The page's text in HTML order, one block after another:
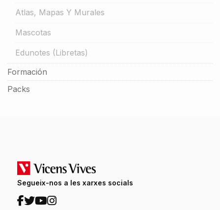
Atlas, Mapas Y Murales
Mascotas
Edunotes (libretas)
Formación
Packs
Segueix-nos a les xarxes socials